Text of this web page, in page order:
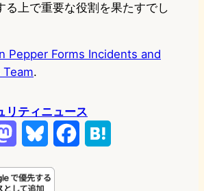
る上で重要な役割を果たすでし
Pepper Forms Incidents and
.
リティニュース
s
u